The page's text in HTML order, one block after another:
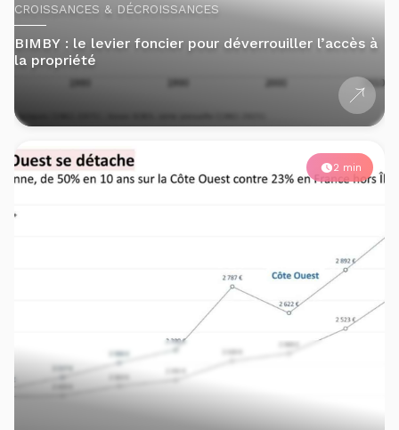
CROISSANCES & DÉCROISSANCES
BIMBY : le levier foncier pour déverrouiller l’accès à
la propriété
2 min